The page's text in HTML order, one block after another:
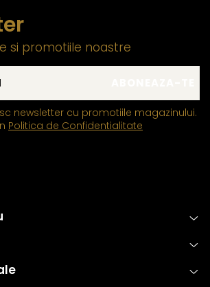
si promotiile noastre
newsletter cu promotiile magazinului.
Politica de Confidentialitate